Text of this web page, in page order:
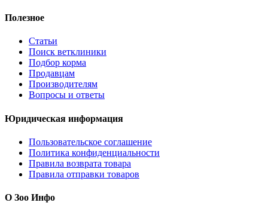
Полезное
Статьи
Поиск ветклиники
Подбор корма
Продавцам
Производителям
Вопросы и ответы
Юридическая информация
Пользовательское соглашение
Политика конфиденциальности
Правила возврата товара
Правила отправки товаров
О Зоо Инфо